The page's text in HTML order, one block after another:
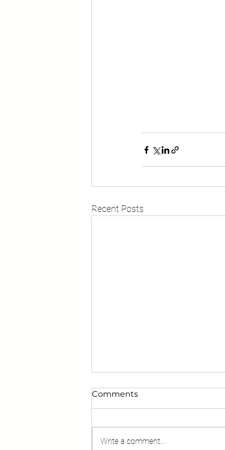
Recent Posts
Comments
Write a comment...